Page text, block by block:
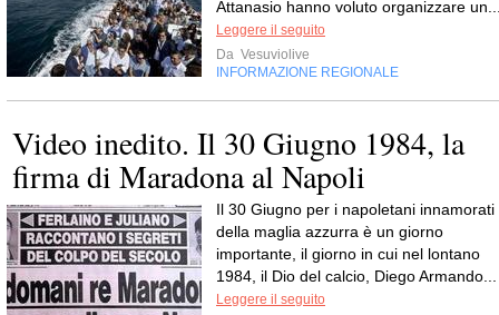
Attanasio hanno voluto organizzare
Leggere il seguito
Da Vesuviolive
INFORMAZIONE REGIONALE
Video inedito. Il 30 Giugno 1984, la
firma di Maradona al Napoli
Il 30 Giugno per i napoletani innamorati
della maglia azzurra è un giorno
importante, il giorno in cui nel lontano
1984, il Dio del calcio, Diego Armando...
Leggere il seguito